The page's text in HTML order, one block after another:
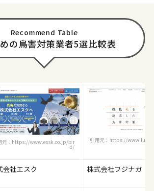
Recommend Table
の鳥害対策業者5選比較表
元：https://www.essk.co.jp/bir
d/
引用元：https://
会社エスク 株式会社フジナガ